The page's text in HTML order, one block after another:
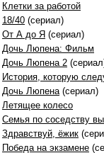
Клетки за работой
18/40 (сериал)
От А до Я (сериал)
Дочь Люпена: Фильм
Дочь Люпена 2
История, которую
Дочь Люпена(сериал)
Летящее колесо
Семья по соседству
Здравствуй, ёжик
Победа на экзамене